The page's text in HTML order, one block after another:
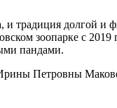
традиция долгой и
зоопарке с 2019
пандами.
Петровны